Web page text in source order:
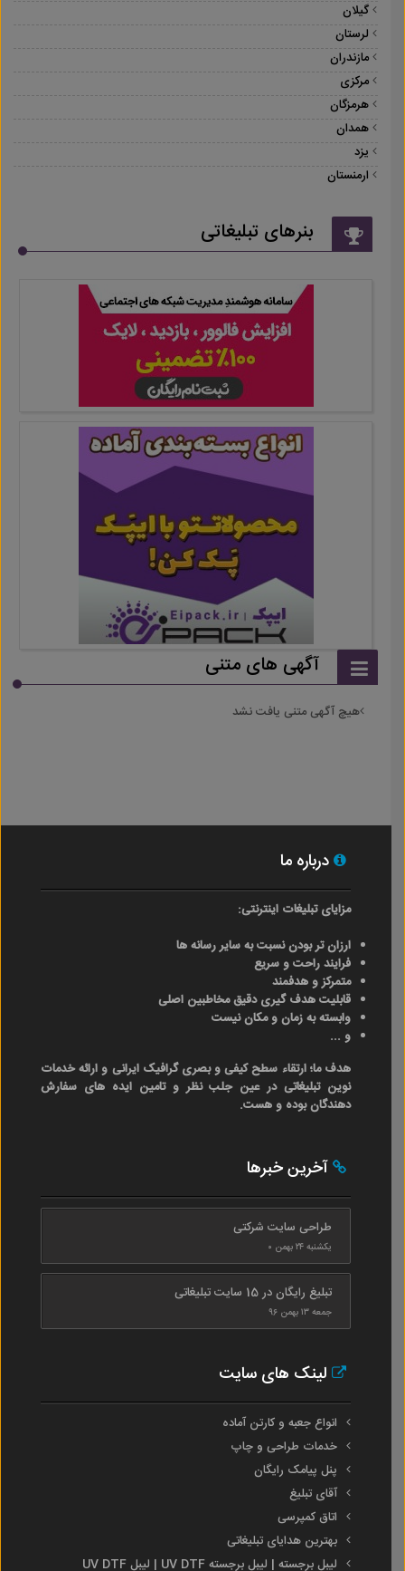
گیلان
لرستان
مازندران
مرکزی
هرمزگان
همدان
یزد
ارمنستان
بنرهای تبلیغاتی
آگهی های متنی
هیچ آگهی متنی یافت نشد
درباره ما
مزایای تبلیغات اینترنتی:
ارزان تر بودن نسبت به سایر رسانه ها
فرایند راحت و سریع
متمرکز و هدفمند
قابلیت هدف گیری دقیق مخاطبین اصلی
وابسته به زمان و مکان نیست
و ...
هدف ما؛ ارتقاء سطح کیفی و بصری گرافیک ایرانی و ارائه خدمات
نوین تبلیغاتی در عین جلب نظر و تامین ایده های سفارش
دهندگان بوده و هست.
آخرین خبرها
طراحی سایت شرکتی
یکشنبه ۲۴ بهمن ۰
تبلیغ رایگان در 15 سایت تبلیغاتی
جمعه ۱۳ بهمن ۹۶
لینک های سایت
انواع جعبه و کارتن آماده
خدمات طراحی و چاپ
پنل پیامک رایگان
آقای تبلیغ
اتاق کمپرسی
بهترین هدایای تبلیغاتی
لیبل برجسته | لیبل برجسته UV DTF | لیبل UV DTF